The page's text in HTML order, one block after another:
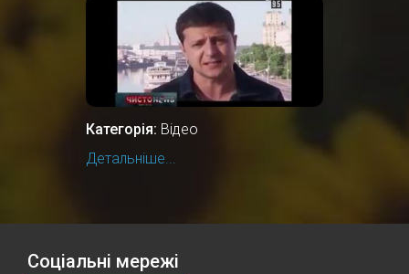
Категорія: Відео
Детальніше...
Соціальні мережі